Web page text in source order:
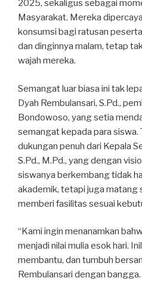
2025, sekaligus sebagai
Masyarakat. Mereka
konsumsi bagi ratusan
dan dinginnya malam, tetap
wajah mereka.
Semangat luar biasa ini tak
Dyah Rembulansari, S.Pd.,
Bondowoso, yang setia
semangat kepada para siswa.
dukungan penuh dari Kepala
S.Pd., M.Pd., yang dengan
siswanya berkembang tidak
akademik, tetapi juga matang
memberi fasilitas sesuai
“Kami ingin menanamkan
menjadi nilai mulia esok hari.
membantu, dan tumbuh
Rembulansari dengan bangga.